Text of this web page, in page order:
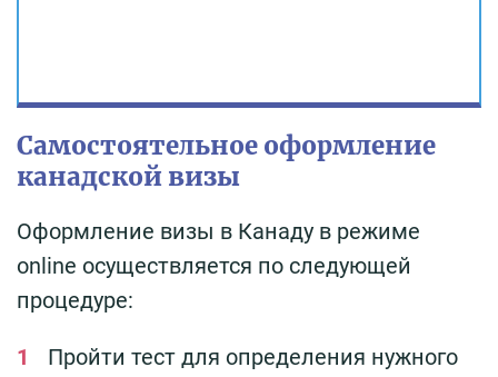
Самостоятельное оформление
канадской визы
Оформление визы в Канаду в режиме
online осуществляется по следующей
процедуре:
Пройти тест для определения нужного